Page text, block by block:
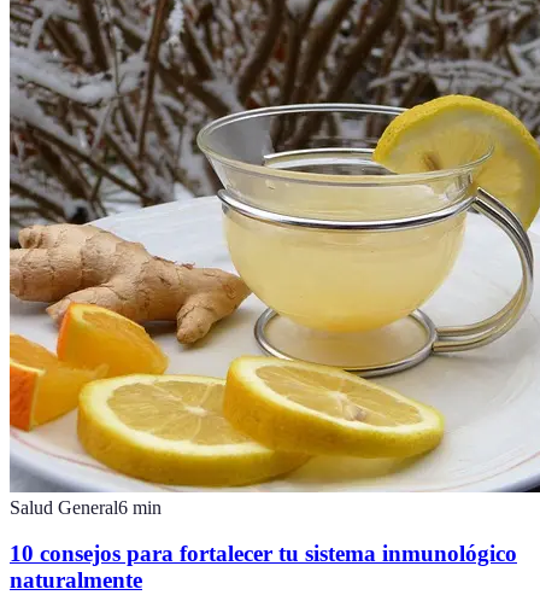
Salud General6 min
10 consejos para fortalecer tu sistema inmunológico
naturalmente